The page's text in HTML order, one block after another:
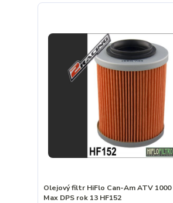
Olejový filtr HiFlo Can-Am ATV
Max DPS rok 13 HF152